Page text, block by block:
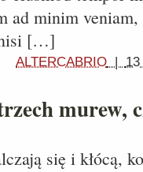
ad minim
nisi […]
ALTERCABRIO |
murew,
się i kłócą,